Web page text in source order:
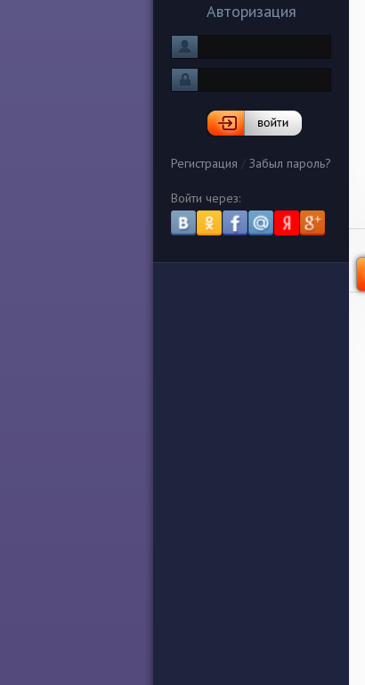
Авторизация
Регистрация / Забыл пароль?
Войти через: